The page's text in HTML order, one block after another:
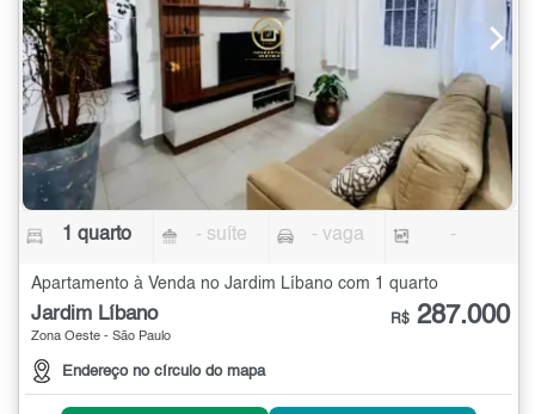
1 quarto - suíte - vaga -
Apartamento à Venda no Jardim Líbano com 1 quarto
Jardim Líbano
Zona Oeste - São Paulo
Endereço no círculo do mapa
R$ 287.000